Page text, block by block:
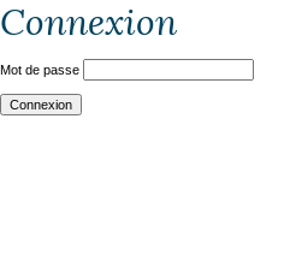
Connexion
Mot de passe